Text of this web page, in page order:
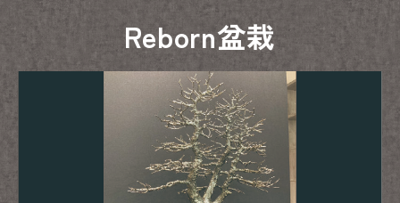
Reborn盆栽